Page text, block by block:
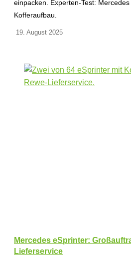
einpacken. Experten-Test:
Kofferaufbau.
19. August 2025
Mercedes eSprinter:
Lieferservice